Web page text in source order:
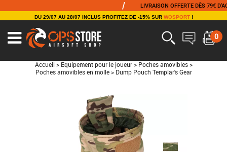
LIVRAISON OFFERTE DÈS 79€ D'ACHAT
DU 29/07 AU 28/07 INCLUS PROFITEZ DE -15% SUR WOSPORT!
0
Accueil > Equipement pour le joueur > Poches amovibles >
Poches amovibles en molle > Dump Pouch Templar's Gear